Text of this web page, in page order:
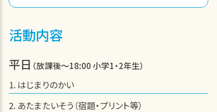
活動内容
平日 （放課後～18:00 小学1・2年生）
はじまりのかい
あたまたいそう（宿題・プリント等）